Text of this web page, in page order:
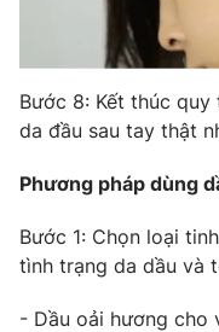
Bước 8: Kết thúc
da đầu sau tay thật
Phương pháp dùng
Bước 1: Chọn loại
tình trạng da dầu và
- Dầu oải hương cho